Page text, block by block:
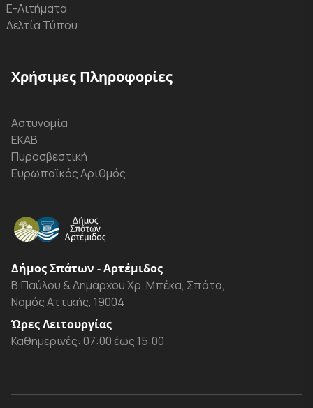
Ε-Αιτήματα
Δελτία Τύπου
Χρήσιμες Πληροφορίες
Αστυνομία
ΕΚΑΒ
Πυροσβεστική
Ευρωπαϊκός Αριθμός
Δήμος Σπάτων - Αρτέμιδος
Β.Παύλου & Δημάρχου Χρ. Μπέκα, Σπάτα,
Νομός Αττικής, 19004
Ώρες Λειτουργίας
Καθημερινές: 07:00 έως 15:00